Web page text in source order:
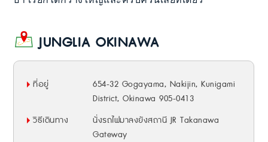
JUNGLIA OKINAWA
ที่อยู่
654-32 Gogayama, Nakijin, Kunigami
District, Okinawa 905-0413
วิธีเดินทาง
นั่งรถไฟมาลงยังสถานี JR Takanawa
Gateway